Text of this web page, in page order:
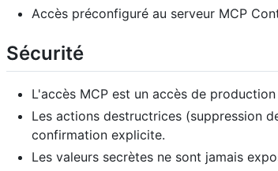
Accès préconfiguré au serveur MCP
Sécurité
L'accès MCP est un accès de
Les actions destructrices (suppression
confirmation explicite.
Les valeurs secrètes ne sont jamais